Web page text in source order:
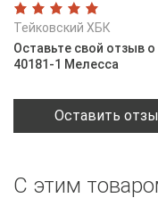
Тейковский ХБК
Оставьте свой отзыв
40181-1 Мелесса
Оставить
С этим